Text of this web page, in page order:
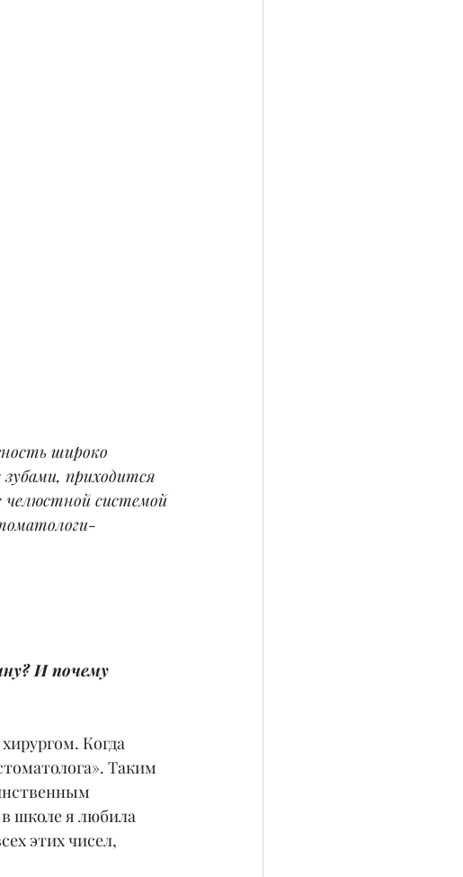
широко
приходится
челюстной системой
И почему
Когда
Таким
школе я любила
этих чисел,